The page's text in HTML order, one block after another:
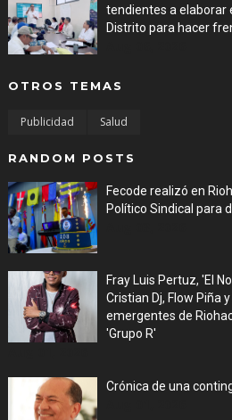
tendientes a elaborar
Distrito para hacer
OTROS TEMAS
Publicidad Salud
RANDOM POSTS
Fecode realizó en
Político Sindical para
Fray Luis Pertuz, 'El
Cristian Dj, Flow Piña
emergentes de
'Grupo R'
Crónica de una